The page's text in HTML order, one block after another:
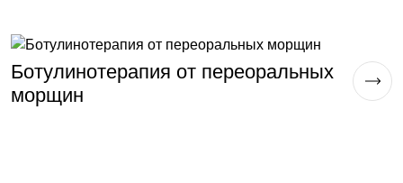
Ботулинотерапия от переоральных
морщин